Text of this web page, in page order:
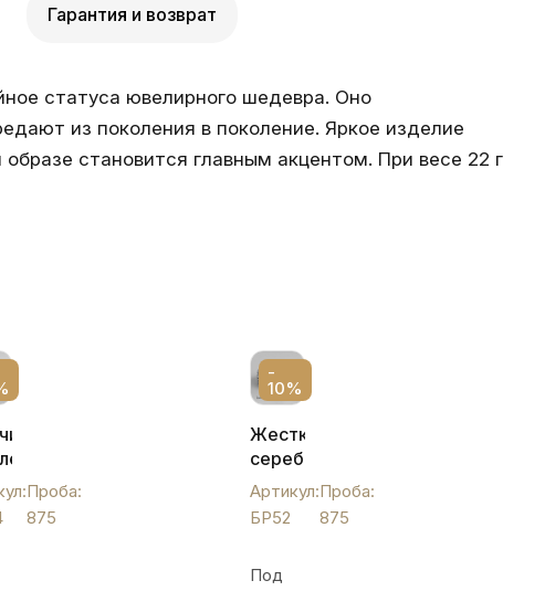
Гарантия и возврат
статуса ювелирного шедевра. Оно
из поколения в поколение. Яркое изделие
становится главным акцентом. При весе 22 г
Проба:
875
-
10%
Жесткий
серебряный
браслет
с
орнаментом,
Артикул:
БР52
Проба:
875
Под